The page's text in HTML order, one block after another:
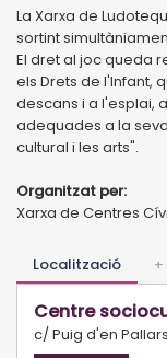
La Xarxa de
sortint
El dret al joc queda
els Drets de l'Infant,
descans i a l'esplai,
adequades a la
cultural i les arts".
Organitzat per:
Xarxa de Centres
Localització
Centre
c/ Puig d'en Pallars